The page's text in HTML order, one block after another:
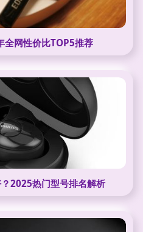
全网性价比TOP5推荐
2025热门型号排名解析